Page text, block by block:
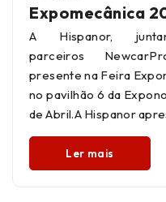
Expomecânica
A Hispanor,
parceiros
presente na Feira
no pavilhão 6 da
de Abril.A Hispanor
Ler mais